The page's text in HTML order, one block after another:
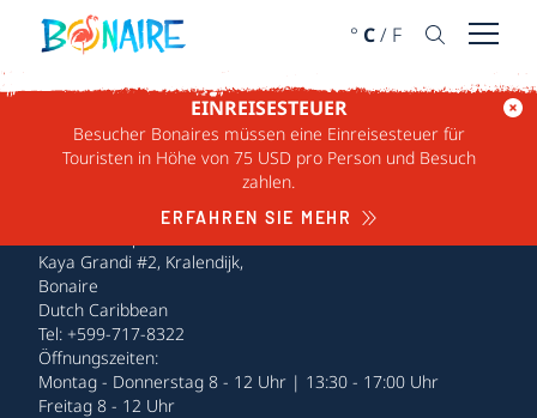
WEITER ZUM INHALT
° C/ F Menü
EINREISESTEUER
Besucher Bonaires müssen eine Einreisesteuer für
Touristen in Höhe von 75 USD pro Person und Besuch
zahlen.
ERFAHREN SIE MEHR
Kaya Grandi #2, Kralendijk,
Bonaire
Dutch Caribbean
Tel: +599-717-8322
Öffnungszeiten:
Montag - Donnerstag 8 - 12 Uhr | 13:30 - 17:00 Uhr
Freitag 8 - 12 Uhr